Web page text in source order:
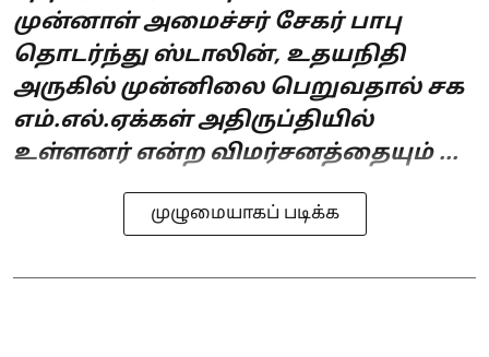
முன்னாள் அமைச்சர் சேகர் பாபு
தொடர்ந்து ஸ்டாலின், உதயநிதி
அருகில் முன்னிலை பெறுவதால் சக
எம்.எல்.ஏக்கள் அதிருப்தியில்
உள்ளனர் என்ற விமர்சனத்தையும் ...
முழுமையாகப் படிக்க